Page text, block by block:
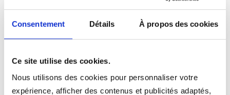
Consentement Détails À propos des cookies
Ce site utilise des cookies.
Nous utilisons des cookies pour personnaliser votre
expérience, afficher des contenus et publicités adaptés,